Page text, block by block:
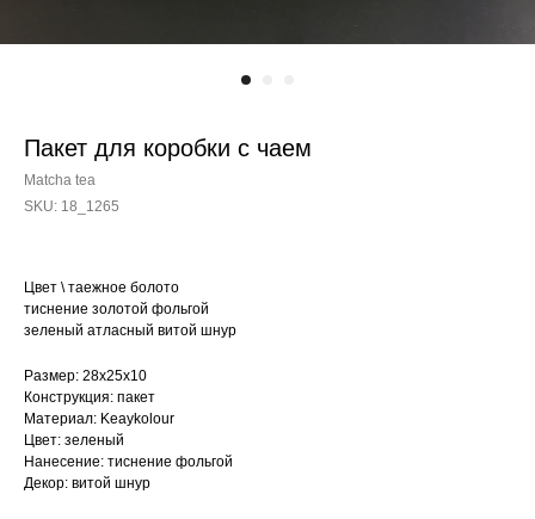
Пакет для коробки с чаем
Matcha tea
SKU: 18_1265
Цвет \ таежное болото
тиснение золотой фольгой
зеленый атласный витой шнур
Размер: 28x25x10
Конструкция: пакет
Материал: Keaykolour
Цвет: зеленый
Нанесение: тиснение фольгой
Декор: витой шнур